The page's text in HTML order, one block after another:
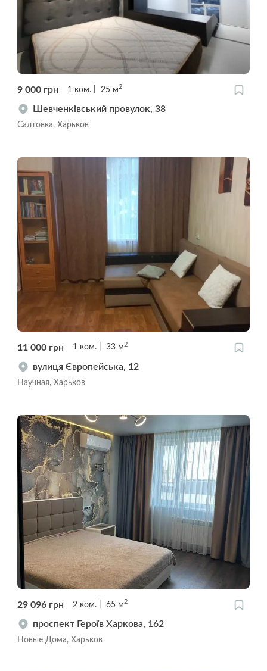
9 000 грн 1 ком. 25 м2
Шевченківський провулок, 38
Салтовка, Харьков
11 000 грн 1 ком. 33 м 2
вулиця Європейська, 12
Научная, Харьков
29 096 грн 2 ком. 65 м2
проспект Героїв Харкова, 162
Новые Дома, Харьков